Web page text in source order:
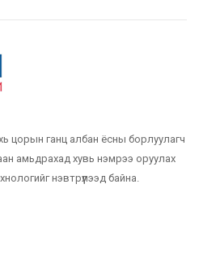
цорын ганц албан ёсны борлуулагч
амьдрахад хувь нэмрээ оруулах
нэвтрүүлээд байна.